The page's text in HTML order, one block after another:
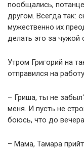
пообщались,
другом. Всегда так:
мужественно их
делать это за чужой
Утром Григорий на
отправился на
– Гриша, ты не
меня. И пусть не
боюсь, что до
– Мама, Тамара